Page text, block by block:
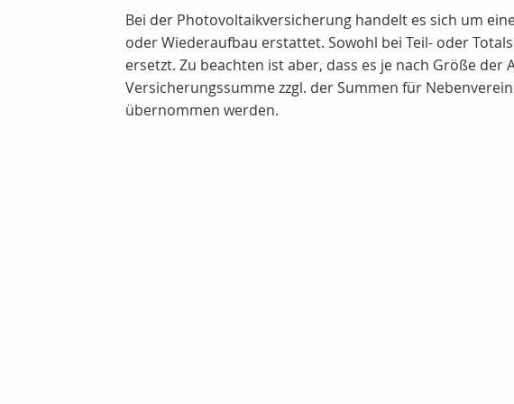
Bei der Photovoltaikversicherung handelt es sich um
oder Wiederaufbau erstattet. Sowohl bei Teil- oder
ersetzt. Zu beachten ist aber, dass es je nach Größe der
Versicherungssumme zzgl. der Summen für
übernommen werden.